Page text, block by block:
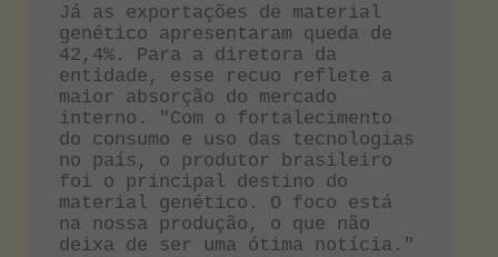
Já as exportações de material
genético apresentaram queda de
42,4%. Para a diretora da
entidade, esse recuo reflete a
maior absorção do mercado
interno. "Com o fortalecimento
do consumo e uso das tecnologias
no país, o produtor brasileiro
foi o principal destino do
material genético. O foco está
na nossa produção, o que não
deixa de ser uma ótima notícia."